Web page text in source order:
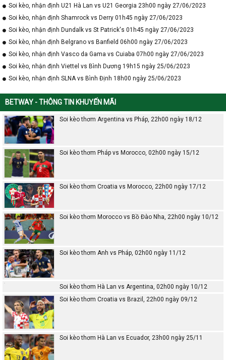
Soi kèo, nhận định U21 Hà Lan vs U21 Georgia 23h00 ngày 27/06/2023
Soi kèo, nhận định Shamrock vs Derry 01h45 ngày 27/06/2023
Soi kèo, nhận định Dundalk vs St Patrick's 01h45 ngày 27/06/2023
Soi kèo, nhận định Belgrano vs Banfield 06h00 ngày 27/06/2023
Soi kèo, nhận định Vasco da Gama vs Cuiaba 07h00 ngày 27/06/2023
Soi kèo, nhận định Viettel vs Bình Dương 19h15 ngày 25/06/2023
Soi kèo, nhận định SLNA vs Bình Định 18h00 ngày 25/06/2023
BETWAY - THÔNG TIN KHUYẾN MÃI
Soi kèo thơm Argentina vs Pháp, 22h00 ngày 18/12
Soi kèo thơm Pháp vs Morocco, 02h00 ngày 15/12
Soi kèo thơm Croatia vs Morocco, 22h00 ngày 17/12
Soi kèo thơm Morocco vs Bồ Đào Nha, 22h00 ngày 10/12
Soi kèo thơm Anh vs Pháp, 02h00 ngày 11/12
Soi kèo thơm Hà Lan vs Argentina, 02h00 ngày 10/12
Soi kèo thơm Croatia vs Brazil, 22h00 ngày 09/12
Soi kèo thơm Hà Lan vs Ecuador, 23h00 ngày 25/11